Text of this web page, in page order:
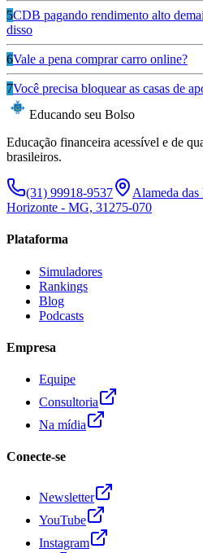
5CDB pagando rendimento alto
disso
6Vale a pena comprar carro online?
7Você precisa bloquear as casas de
Educando seu Bolso
Educação financeira acessível e de
brasileiros.
(31) 99918-9537
Alameda
Horizonte - MG, 31275-070
Plataforma
Simuladores
Rankings
Blog
Podcasts
Empresa
Equipe
Consultoria
Na mídia
Conecte-se
Newsletter
YouTube
Instagram